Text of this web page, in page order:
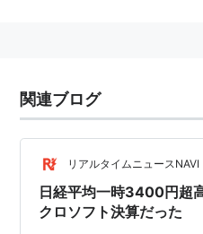
関連ブログ
リアルタイムニュースNAVI
日経平均一時3400円超
クロソフト決算だった